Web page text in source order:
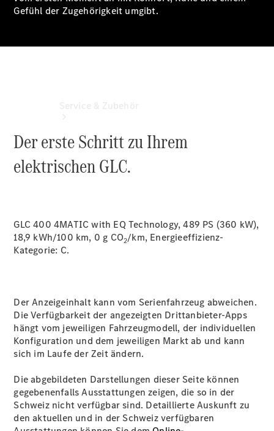
Servicetermin
buchen
Digitale
laden
Pannen- &
Unfallhilfe
Räder &
Reifen
Reparatur
&
Garantie
Gefühl der Zugehörigkeit umgibt.
Der erste Schritt zu Ihrem
elektrischen GLC.
GLC 400 4MATIC with EQ Technology, 489 PS (360 kW),
18,9 kWh/100 km, 0 g CO2/km, Energieeffizienz-
Kategorie: C.
Der Anzeigeinhalt kann vom Serienfahrzeug abweichen.
Die Verfügbarkeit der angezeigten Drittanbieter-Apps
hängt vom jeweiligen Fahrzeugmodell, der individuellen
Konfiguration und dem jeweiligen Markt ab und kann
sich im Laufe der Zeit ändern.
Die abgebildeten Darstellungen dieser Seite können
gegebenenfalls Ausstattungen zeigen, die so in der
Schweiz nicht verfügbar sind. Detaillierte Auskunft zu
den aktuellen und in der Schweiz verfügbaren